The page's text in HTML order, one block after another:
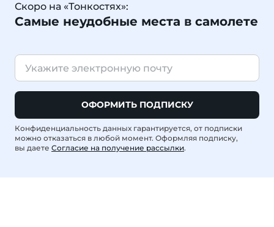
Скоро на «Тонкостях»:
Самые неудобные места в самолете
ОФОРМИТЬ ПОДПИСКУ
Конфиденциальность данных гарантируется, от подписки
можно отказаться в любой момент. Оформляя подписку,
вы даете Согласие на получение рассылки.